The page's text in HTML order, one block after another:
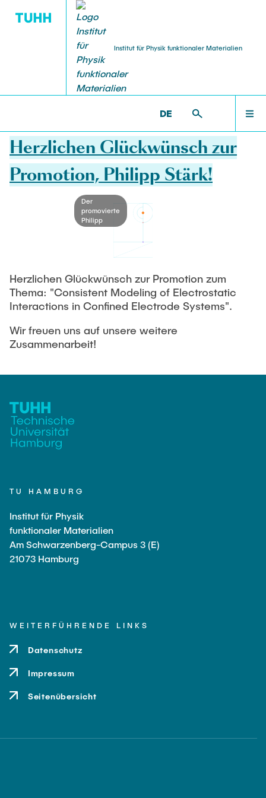
Institut für Physik funktionaler Materialien
DE
STARTSEITE
TEAM
FORSCHUNG
STUDIERENDE
STUDIERENDE
Studentische Arbeiten
IPFM >NACHRICHTEN
Herzlichen Glückwünsch zur
Promotion, Philipp Stärk!
Der
promovierte
Philipp
Herzlichen Glückwünsch zur Promotion zum
Thema: "Consistent Modeling of Electrostatic
Interactions in Confined Electrode Systems".
Wir freuen uns auf unsere weitere
Zusammenarbeit!
TU HAMBURG
Institut für Physik
funktionaler Materialien
Am Schwarzenberg-Campus 3 (E)
21073 Hamburg
WEITERFÜHRENDE LINKS
Datenschutz
Impressum
Seitenübersicht